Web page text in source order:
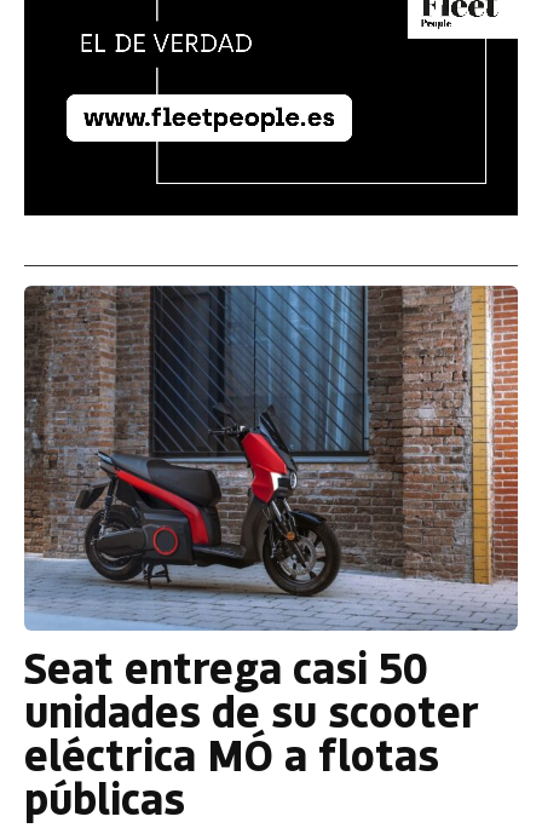
Seat entrega casi 50
unidades de su scooter
eléctrica MÓ a flotas
públicas